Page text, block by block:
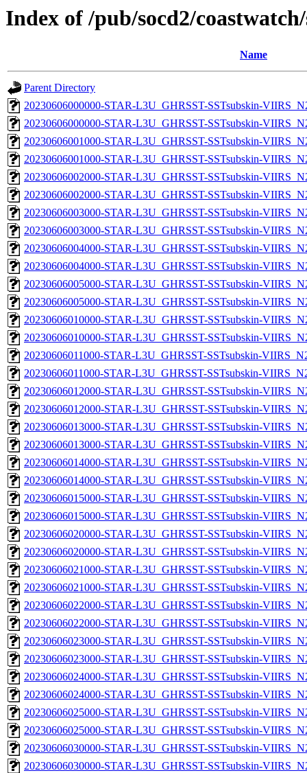
Index of /pub/socd2/
Name
Parent Directory
20230606000000-STAR-L3U_GHRSST-SSTsubskin-
20230606000000-STAR-L3U_GHRSST-SSTsubskin-
20230606001000-STAR-L3U_GHRSST-SSTsubskin-
20230606001000-STAR-L3U_GHRSST-SSTsubskin-
20230606002000-STAR-L3U_GHRSST-SSTsubskin-
20230606002000-STAR-L3U_GHRSST-SSTsubskin-
20230606003000-STAR-L3U_GHRSST-SSTsubskin-
20230606003000-STAR-L3U_GHRSST-SSTsubskin-
20230606004000-STAR-L3U_GHRSST-SSTsubskin-
20230606004000-STAR-L3U_GHRSST-SSTsubskin-
20230606005000-STAR-L3U_GHRSST-SSTsubskin-
20230606005000-STAR-L3U_GHRSST-SSTsubskin-
20230606010000-STAR-L3U_GHRSST-SSTsubskin-
20230606010000-STAR-L3U_GHRSST-SSTsubskin-
20230606011000-STAR-L3U_GHRSST-SSTsubskin-
20230606011000-STAR-L3U_GHRSST-SSTsubskin-
20230606012000-STAR-L3U_GHRSST-SSTsubskin-
20230606012000-STAR-L3U_GHRSST-SSTsubskin-
20230606013000-STAR-L3U_GHRSST-SSTsubskin-
20230606013000-STAR-L3U_GHRSST-SSTsubskin-
20230606014000-STAR-L3U_GHRSST-SSTsubskin-
20230606014000-STAR-L3U_GHRSST-SSTsubskin-
20230606015000-STAR-L3U_GHRSST-SSTsubskin-
20230606015000-STAR-L3U_GHRSST-SSTsubskin-
20230606020000-STAR-L3U_GHRSST-SSTsubskin-
20230606020000-STAR-L3U_GHRSST-SSTsubskin-
20230606021000-STAR-L3U_GHRSST-SSTsubskin-
20230606021000-STAR-L3U_GHRSST-SSTsubskin-
20230606022000-STAR-L3U_GHRSST-SSTsubskin-
20230606022000-STAR-L3U_GHRSST-SSTsubskin-
20230606023000-STAR-L3U_GHRSST-SSTsubskin-
20230606023000-STAR-L3U_GHRSST-SSTsubskin-
20230606024000-STAR-L3U_GHRSST-SSTsubskin-
20230606024000-STAR-L3U_GHRSST-SSTsubskin-
20230606025000-STAR-L3U_GHRSST-SSTsubskin-
20230606025000-STAR-L3U_GHRSST-SSTsubskin-
20230606030000-STAR-L3U_GHRSST-SSTsubskin-
20230606030000-STAR-L3U_GHRSST-SSTsubskin-